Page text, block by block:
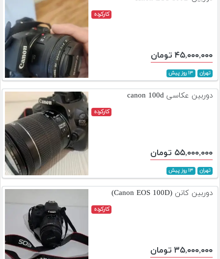
کارکرده
۴۵,۰۰۰,۰۰۰ تومان
تهران ۱۳ روز پیش
دوربین عکاسی canon 100d
کارکرده
۵۵,۰۰۰,۰۰۰ تومان
تهران ۱۳ روز پیش
دوربین کانن (Canon EOS 100D)
کارکرده
۳۵,۰۰۰,۰۰۰ تومان